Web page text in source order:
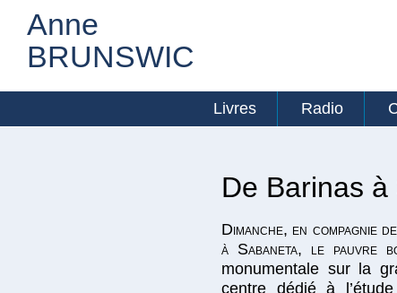
Anne
BRUNSWIC
Livres Radio
De Barinas
Dimanche, en compagnie
à Sabaneta, le pauvre
monumentale sur la
centre dédié à